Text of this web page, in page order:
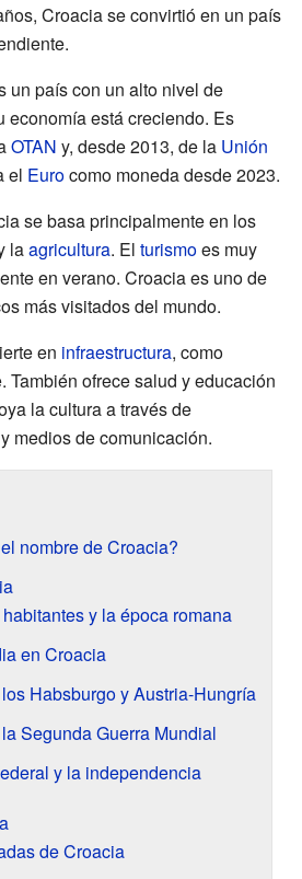
Croacia se convirtió en un país
un país con un alto nivel de
economía está creciendo. Es
OTAN y, desde 2013, de la Unión
el Eurocomo moneda desde 2023.
se basa principalmente en los
laagricultura. El turismoes muy
en verano. Croacia es uno de
más visitados del mundo.
en infraestructura, como
También ofrece salud y educación
la cultura a través de
medios de comunicación.
nombre de Croacia?
y la época romana
en Croacia
Habsburgo y Austria-Hungría
Segunda Guerra Mundial
y la independencia
de Croacia